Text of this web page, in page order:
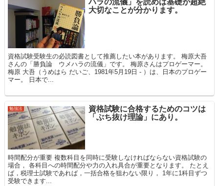
大切なことが分かります。
資格試験受験生の必読図書として推薦したい本があります。 梅原大吾
さんの「勝負論 ウメハラの流儀」です。 梅原さんはプロゲーマー。
梅原 大吾（うめはら だいご、1981年5月19日 - ）は、日本のプロゲー
マー。 日本で...
勉強法
資格試験に合格するためのコツは
「ぶち抜け理論」にあり。
時間配分が重要 複数科目を同時に受験しなければならない資格試験の
場合， 各科目への時間配分や力の入れ具合が重要となります。 たとえ
ば，税理士試験であれば，一括合格を狙わない限り， 1年に1科目ずつ
受験できます...